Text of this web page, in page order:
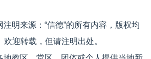
明来源：“信德”的所有内容，版权均
欢迎转载，但请注明出处。